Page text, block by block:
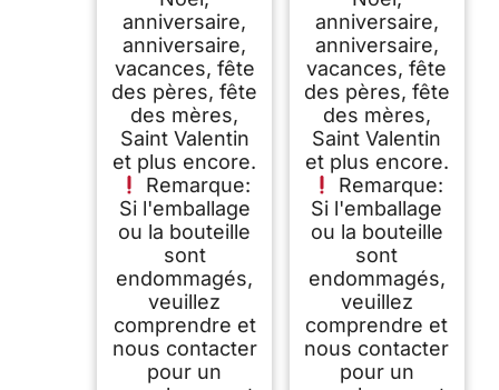
anniversaire,
anniversaire,
vacances, fête
des pères, fête
des mères,
Saint Valentin
et plus encore.
Remarque:
Si l'emballage
ou la bouteille
sont
endommagés,
veuillez
comprendre et
nous contacter
pour un
anniversaire,
anniversaire,
vacances, fête
des pères, fête
des mères,
Saint Valentin
et plus encore.
Remarque:
Si l'emballage
ou la bouteille
sont
endommagés,
veuillez
comprendre et
nous contacter
pour un